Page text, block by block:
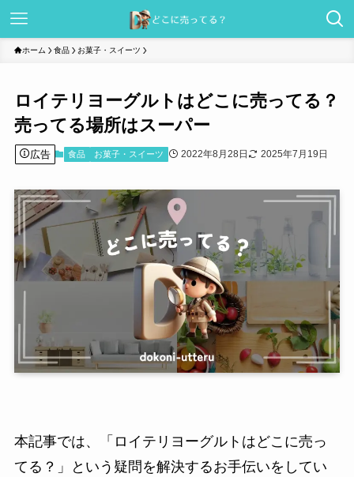
ホーム 食品 お菓子・スイーツ
ロイテリヨーグルトはどこに売ってる？
売ってる場所はスーパー
広告 食品 お菓子・スイーツ 2022年8月28日 2025年7月19日
本記事では、「ロイテリヨーグルトはどこに売っ
てる？」という疑問を解決するお手伝いをしてい